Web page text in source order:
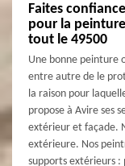
Faites
pour la
tout le 49500
Une bonne peinture
entre autre de le
la raison pour
propose à Avire ses
extérieur et façade.
extérieure. Nos
supports extérieurs :